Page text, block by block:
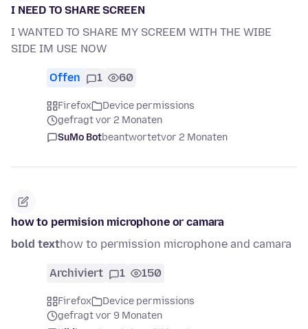
I NEED TO SHARE SCREEN
I WANTED TO SHARE MY SCREEM WITH THE WIBE
SIDE IM USE NOW
Offen 1 60
Firefox
Device permissions
gefragt vor 2 Monaten
SuMo Botbeantwortetvor 2 Monaten
how to permision microphone or camara
bold texthow to permission microphone and camara
Archiviert 1 150
Firefox
Device permissions
gefragt vor 9 Monaten